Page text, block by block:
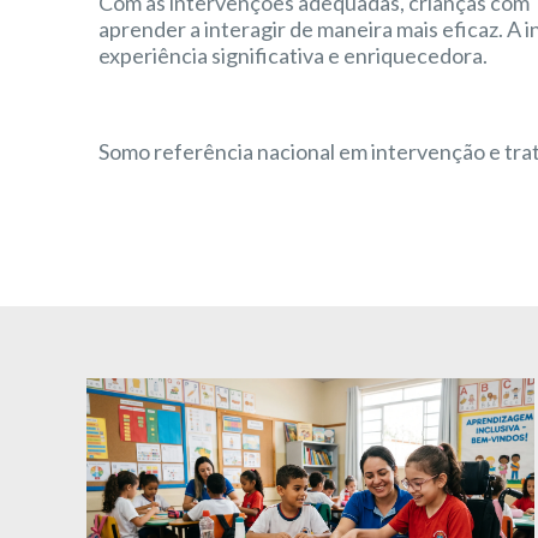
aprender a interagir de maneira mais eficaz. A
experiência significativa e enriquecedora.
Somo referência nacional em intervenção e